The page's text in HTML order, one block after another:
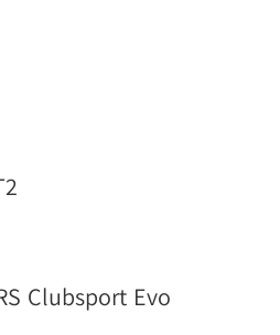
Clubsport Evo